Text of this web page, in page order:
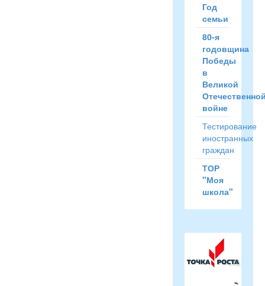
Год
семьи
80-я
годовщина
Победы
в
Великой
войне
Тестирование
иностранных
граждан
ТОР
"Моя
школа"